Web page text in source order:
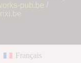
pub.be
Français